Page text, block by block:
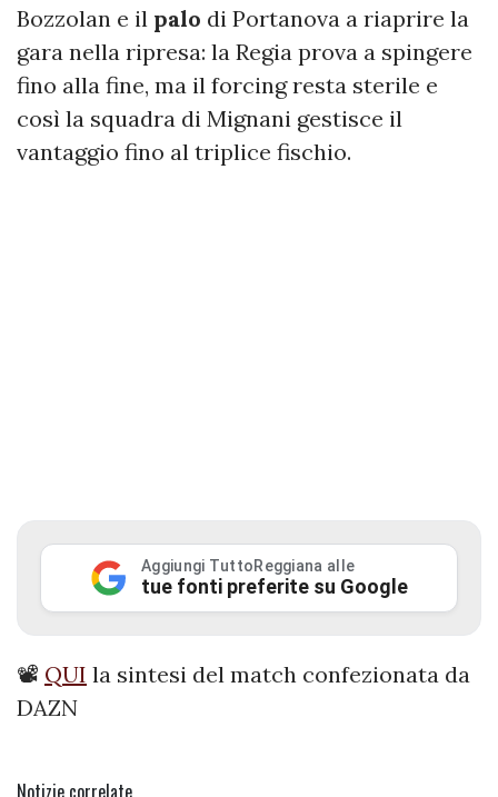
Bozzolan e il palo di Portanova a riaprire la
gara nella ripresa: la Regia prova a spingere
fino alla fine, ma il forcing resta sterile e
così la squadra di Mignani gestisce il
vantaggio fino al triplice fischio.
Aggiungi TuttoReggiana alle
tue fonti preferite su Google
📽️ QUI la sintesi del match confezionata da
DAZN
Notizie correlate